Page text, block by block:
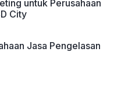
untuk Perusahaan
City
Jasa Pengelasan